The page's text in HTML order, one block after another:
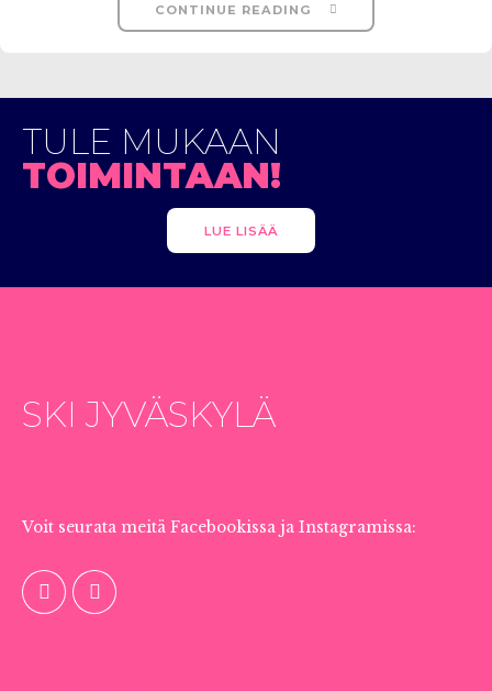
CONTINUE READING
TULE MUKAAN
TOIMINTAAN!
LUE LISÄÄ
SKI JYVÄSKYLÄ
Voit seurata meitä Facebookissa ja Instagramissa: